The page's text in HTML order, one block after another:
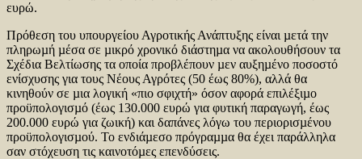
ευρώ.
Πρόθεση του υπουργείου Αγροτικής Ανάπτυξης είναι µετά την
πληρωµή µέσα σε µικρό χρονικό διάστηµα να ακολουθήσουν τα
Σχέδια Βελτίωσης τα οποία προβλέπουν µεν αυξηµένο ποσοστό
ενίσχυσης για τους Νέους Αγρότες (50 έως 80%), αλλά θα
κινηθούν σε µια λογική «πιο σφιχτή» όσον αφορά επιλέξιµο
προϋπολογισµό (έως 130.000 ευρώ για φυτική παραγωγή, έως
200.000 ευρώ για ζωική) και δαπάνες λόγω του περιορισµένου
προϋπολογισµού. Το ενδιάµεσο πρόγραµµα θα έχει παράλληλα
σαν στόχευση τις καινοτόµες επενδύσεις.